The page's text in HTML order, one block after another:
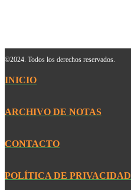
©2024. Todos los derechos reservados.
INICIO
ARCHIVO DE NOTAS
CONTACTO
POLÍTICA DE PRIVACIDAD